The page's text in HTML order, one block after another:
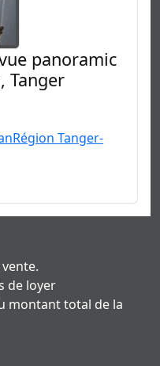
panoramic
Tanger
Région Tanger-
de loyer
montant total de la